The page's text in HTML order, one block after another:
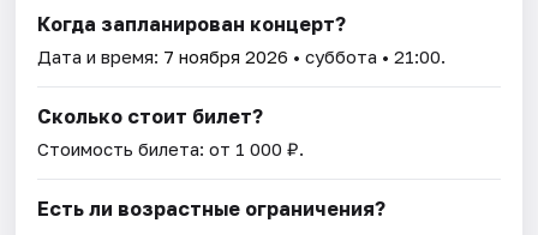
Когда запланирован концерт?
Дата и время: 7 ноября 2026 • суббота • 21:00.
Сколько стоит билет?
Стоимость билета: от 1 000 ₽.
Есть ли возрастные ограничения?